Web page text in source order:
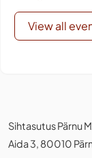
View all
Sihtasutus Pärnu
Aida 3, 80010